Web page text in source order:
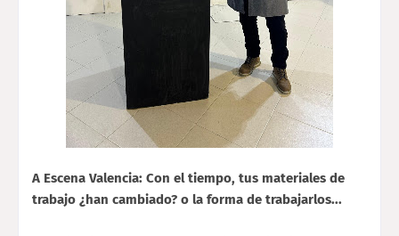
A Escena Valencia: Con el tiempo, tus materiales de
trabajo ¿han cambiado? o la forma de trabajarlos...